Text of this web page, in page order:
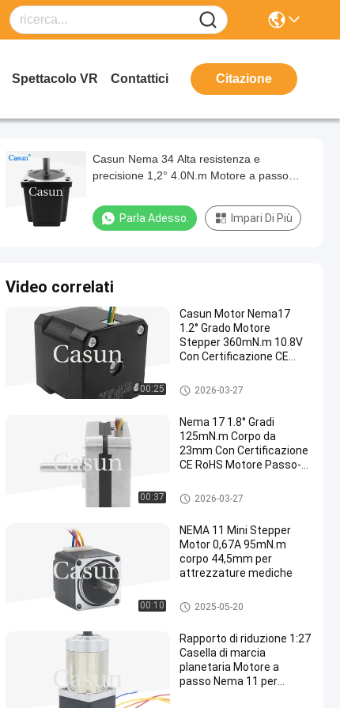
Spettacolo VR Contattici Citazione
Casun Nema 34 Alta resistenza e
precisione 1,2° 4.0N.m Motore a passo
Parla Adesso. Impari Di Più
Video correlati
00:25
Casun Motor Nema17
1.2° Grado Motore
Stepper 360mN.m 10.8V
Con Certificazione CE
motore passo-passo nema 17
2026-03-27
00:37
Nema 17 1.8° Gradi
125mN.m Corpo da
23mm Con Certificazione
CE RoHS Motore Passo-
Apparecchiature di
Bellezza
motore passo-passo nema 17
2026-03-27
00:10
NEMA 11 Mini Stepper
Motor 0,67A 95mN.m
corpo 44,5mm per
attrezzature mediche
motore passo a passo del NE
MA 11
2025-05-20
Rapporto di riduzione 1:27
Casella di marcia
planetaria Motore a
passo Nema 11 per